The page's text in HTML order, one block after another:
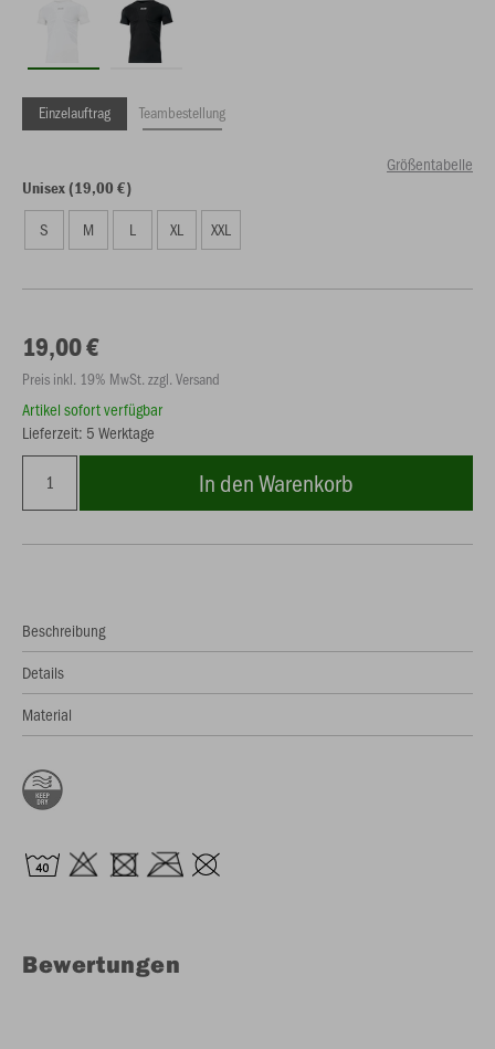
Einzelauftrag Teambestellung
Größentabelle
Unisex (19,00 €)
S M L XL XXL
19,00 €
Preis inkl. 19% MwSt. zzgl. Versand
Artikel sofort verfügbar
Lieferzeit: 5 Werktage
In den Warenkorb
Beschreibung
Details
Material
Bewertungen